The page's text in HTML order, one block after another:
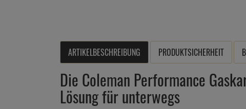
ARTIKELBESCHREIBUNG PRODUKTSICHERHEIT
Die Coleman Performance
Lösung für unterwegs